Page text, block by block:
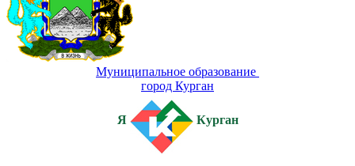
Муниципальное образование
город Курган
Я Курган